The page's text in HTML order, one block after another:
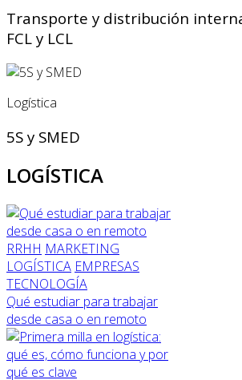
Transporte y distribución
FCL y LCL
Logística
5S y SMED
LOGÍSTICA
RRHH MARKETING
LOGÍSTICA EMPRESAS
TECNOLOGÍA
Qué estudiar para trabajar
desde casa o en remoto